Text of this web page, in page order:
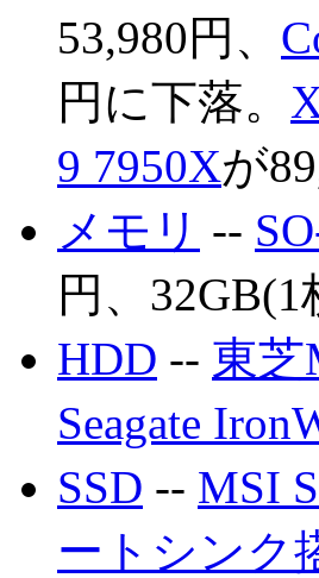
53,980円、
円に下落。
9 7950Xが
メモリ --
円、
HDD -- 東芝
Seagate
SSD -- MSI
ートシンク